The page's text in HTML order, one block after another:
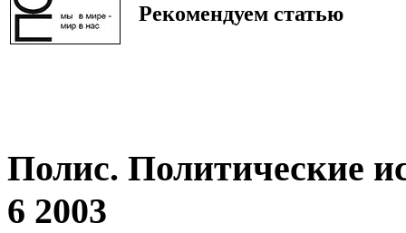
Рекомендуем статью
Полис. Политические
6 2003